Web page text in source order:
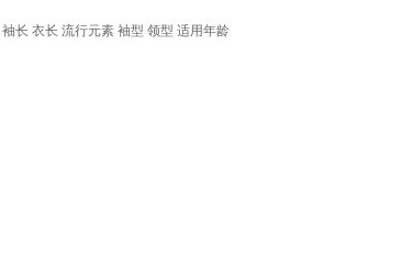
袖长 衣长 流行元素 袖型 领型 适用年龄